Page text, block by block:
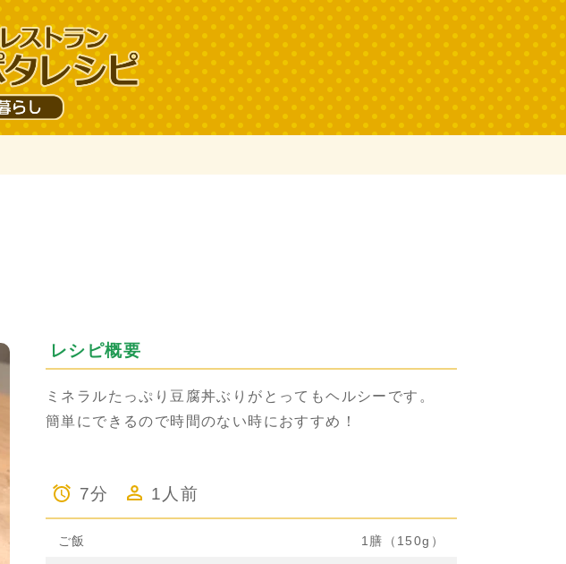
レシピ概要
ミネラルたっぷり豆腐丼ぶりがとってもヘルシーです。
簡単にできるので時間のない時におすすめ！
7分 1人前
ご飯 1膳（150g）